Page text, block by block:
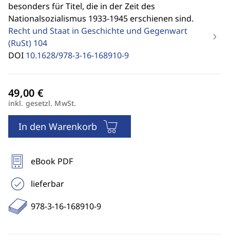
besonders für Titel, die in der Zeit des
Nationalsozialismus 1933-1945 erschienen sind.
Recht und Staat in Geschichte und Gegenwart
(RuSt) 104
DOI 10.1628/978-3-16-168910-9
inkl. gesetzl. MwSt.
In den Warenkorb
eBook PDF
lieferbar
978-3-16-168910-9